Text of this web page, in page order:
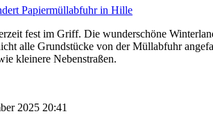
fest im Griff. Die wunderschöne
alle Grundstücke von der Müllabfuhr
kleinere Nebenstraßen.
2025 20:41